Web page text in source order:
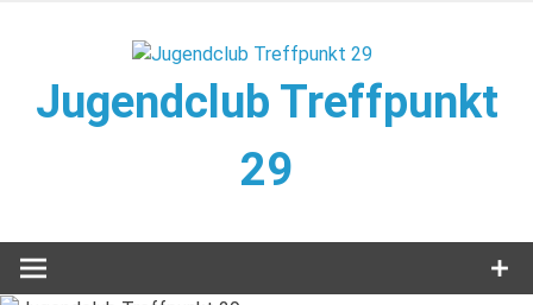
Jugendclub Treffpunkt
29